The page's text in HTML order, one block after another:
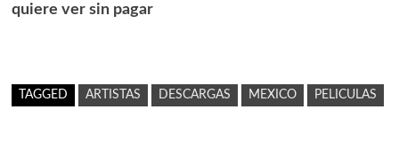
quiere ver sin pagar
TAGGED ARTISTAS DESCARGAS MEXICO PELICULAS